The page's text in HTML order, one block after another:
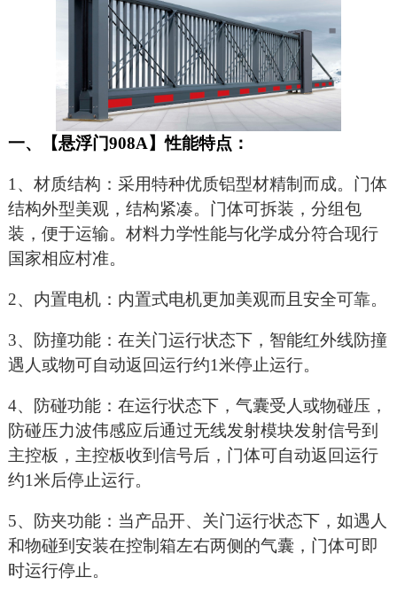
一、【悬浮门908A】性能特点：
1、材质结构：采用特种优质铝型材精制而成。门体
结构外型美观，结构紧凑。门体可拆装，分组包
装，便于运输。材料力学性能与化学成分符合现行
国家相应村准。
2、内置电机：内置式电机更加美观而且安全可靠。
3、防撞功能：在关门运行状态下，智能红外线防撞
遇人或物可自动返回运行约1米停止运行。
4、防碰功能：在运行状态下，气囊受人或物碰压，
防碰压力波伟感应后通过无线发射模块发射信号到
主控板，主控板收到信号后，门体可自动返回运行
约1米后停止运行。
5、防夹功能：当产品开、关门运行状态下，如遇人
和物碰到安装在控制箱左右两侧的气囊，门体可即
时运行停止。